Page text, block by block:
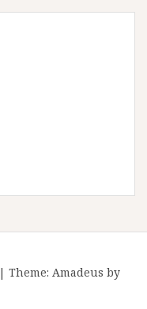
| Theme: Amadeus by